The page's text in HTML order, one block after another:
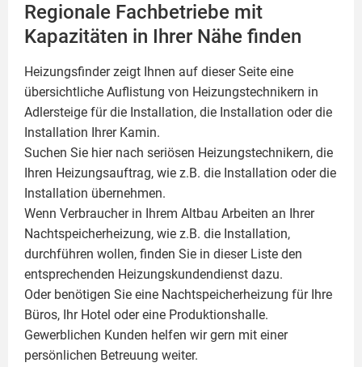
Regionale Fachbetriebe mit
Kapazitäten in Ihrer Nähe finden
Heizungsfinder zeigt Ihnen auf dieser Seite eine
übersichtliche Auflistung von Heizungstechnikern in
Adlersteige für die Installation, die Installation oder die
Installation Ihrer Kamin.
Suchen Sie hier nach seriösen Heizungstechnikern, die
Ihren Heizungsauftrag, wie z.B. die Installation oder die
Installation übernehmen.
Wenn Verbraucher in Ihrem Altbau Arbeiten an Ihrer
Nachtspeicherheizung, wie z.B. die Installation,
durchführen wollen, finden Sie in dieser Liste den
entsprechenden Heizungskundendienst dazu.
Oder benötigen Sie eine Nachtspeicherheizung für Ihre
Büros, Ihr Hotel oder eine Produktionshalle.
Gewerblichen Kunden helfen wir gern mit einer
persönlichen Betreuung weiter.